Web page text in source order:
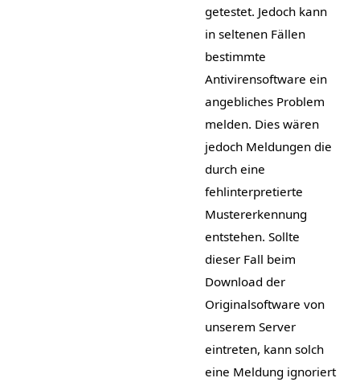
getestet. Jedoch kann
in seltenen Fällen
bestimmte
Antivirensoftware ein
angebliches Problem
melden. Dies wären
jedoch Meldungen die
durch eine
fehlinterpretierte
Mustererkennung
entstehen. Sollte
dieser Fall beim
Download der
Originalsoftware von
unserem Server
eintreten, kann solch
eine Meldung ignoriert